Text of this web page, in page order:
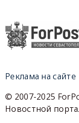
Реклама на сайте
© 2007-2025
Новостной